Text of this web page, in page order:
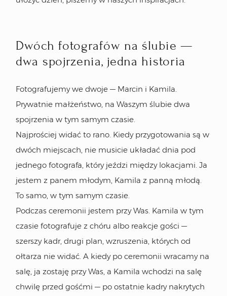
Dwóch fotografów na ślubie —
dwa spojrzenia, jedna historia
Fotografujemy we dwoje — Marcin i Kamila.
Prywatnie małżeństwo, na Waszym ślubie dwa
spojrzenia w tym samym czasie.
Najprościej widać to rano. Kiedy przygotowania są w
dwóch miejscach, nie musicie układać dnia pod
jednego fotografa, który jeździ między lokacjami. Ja
jestem z panem młodym, Kamila z panną młodą.
To samo, w tym samym czasie.
Podczas ceremonii jestem przy Was. Kamila w tym
czasie fotografuje z chóru albo reakcje gości —
szerszy kadr, drugi plan, wzruszenia, których od
ołtarza nie widać. A kiedy po ceremonii wracamy na
salę, ja zostaję przy Was, a Kamila wchodzi na salę
chwilę przed gośćmi — po ostatnie kadry nakrytych